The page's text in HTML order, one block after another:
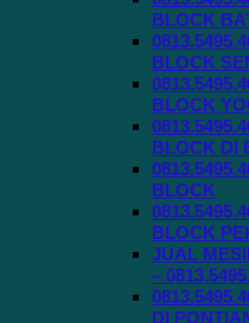
BLOCK
BLOCK
BLOCK
BLOCK DI
BLOCK
BLOCK
JUAL
–
DI